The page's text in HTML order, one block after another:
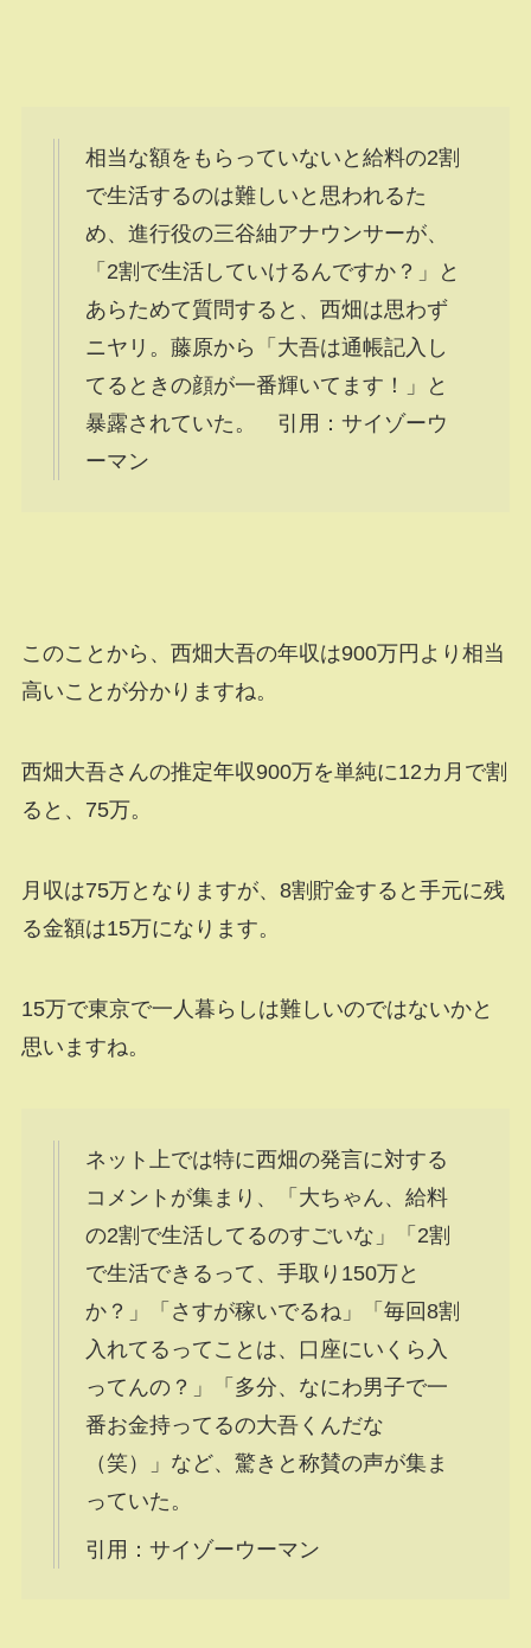
相当な額をもらっていないと給料の2割
で生活するのは難しいと思われるた
め、進行役の三谷紬アナウンサーが、
「2割で生活していけるんですか？」と
あらためて質問すると、西畑は思わず
ニヤリ。藤原から「大吾は通帳記入し
てるときの顔が一番輝いてます！」と
暴露されていた。 引用：サイゾーウ
ーマン
このことから、西畑大吾の年収は900万円より相当
高いことが分かりますね。
西畑大吾さんの推定年収900万を単純に12カ月で割
ると、75万。
月収は75万となりますが、8割貯金すると手元に残
る金額は15万になります。
15万で東京で一人暮らしは難しいのではないかと
思いますね。
ネット上では特に西畑の発言に対する
コメントが集まり、「大ちゃん、給料
の2割で生活してるのすごいな」「2割
で生活できるって、手取り150万と
か？」「さすが稼いでるね」「毎回8割
入れてるってことは、口座にいくら入
ってんの？」「多分、なにわ男子で一
番お金持ってるの大吾くんだな
（笑）」など、驚きと称賛の声が集ま
っていた。
引用：サイゾーウーマン